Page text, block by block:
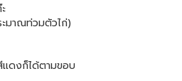
มาณท่วมตัวไก่)
เดงก็ได้ตามขอบ